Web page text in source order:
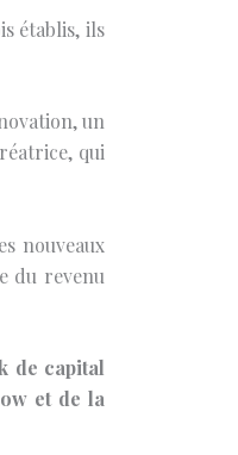
établis, ils
un
qui
nouveaux
du revenu
de capital
et de la